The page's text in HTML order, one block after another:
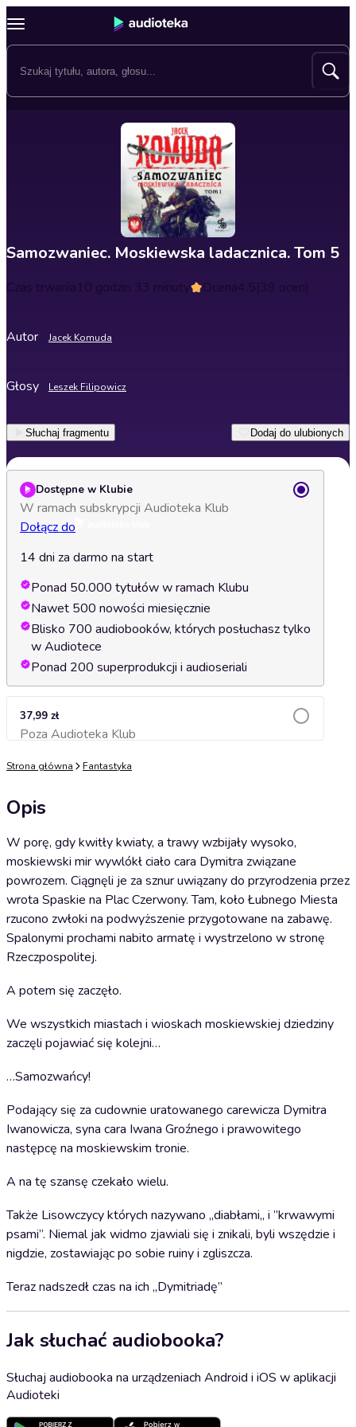
Samozwaniec. Moskiewska ladacznica. Tom 5
Czas trwania10 godzin 33 minuty Ocena4.5(39 ocen)
Autor Jacek Komuda
Głosy Leszek Filipowicz
Słuchaj fragmentu Dodaj do ulubionych
Dostępne w Klubie
W ramach subskrypcji Audioteka Klub
Dołącz do
14 dni za darmo na start
Ponad 50.000 tytułów w ramach Klubu
Nawet 500 nowości miesięcznie
Blisko 700 audiobooków, których posłuchasz tylko
w Audiotece
Ponad 200 superprodukcji i audioseriali
37,99 zł
Poza Audioteka KlubDodaj do koszyka
Strona główna Fantastyka
Opis
W porę, gdy kwitły kwiaty, a trawy wzbijały wysoko,
moskiewski mir wywlókł ciało cara Dymitra związane
powrozem. Ciągnęli je za sznur uwiązany do przyrodzenia przez
wrota Spaskie na Plac Czerwony. Tam, koło Łubnego Miesta
rzucono zwłoki na podwyższenie przygotowane na zabawę.
Spalonymi prochami nabito armatę i wystrzelono w stronę
Rzeczpospolitej.
A potem się zaczęło.
We wszystkich miastach i wioskach moskiewskiej dziedziny
zaczęli pojawiać się kolejni…
…Samozwańcy!
Podający się za cudownie uratowanego carewicza Dymitra
Iwanowicza, syna cara Iwana Groźnego i prawowitego
następcę na moskiewskim tronie.
A na tę szansę czekało wielu.
Także Lisowczycy których nazywano „diabłami„ i ”krwawymi
psami”. Niemal jak widmo zjawiali się i znikali, byli wszędzie i
nigdzie, zostawiając po sobie ruiny i zgliszcza.
Teraz nadszedł czas na ich „Dymitriadę”
Jak słuchać audiobooka?
Słuchaj audiobooka na urządzeniach Android i iOS w aplikacji
Audioteki